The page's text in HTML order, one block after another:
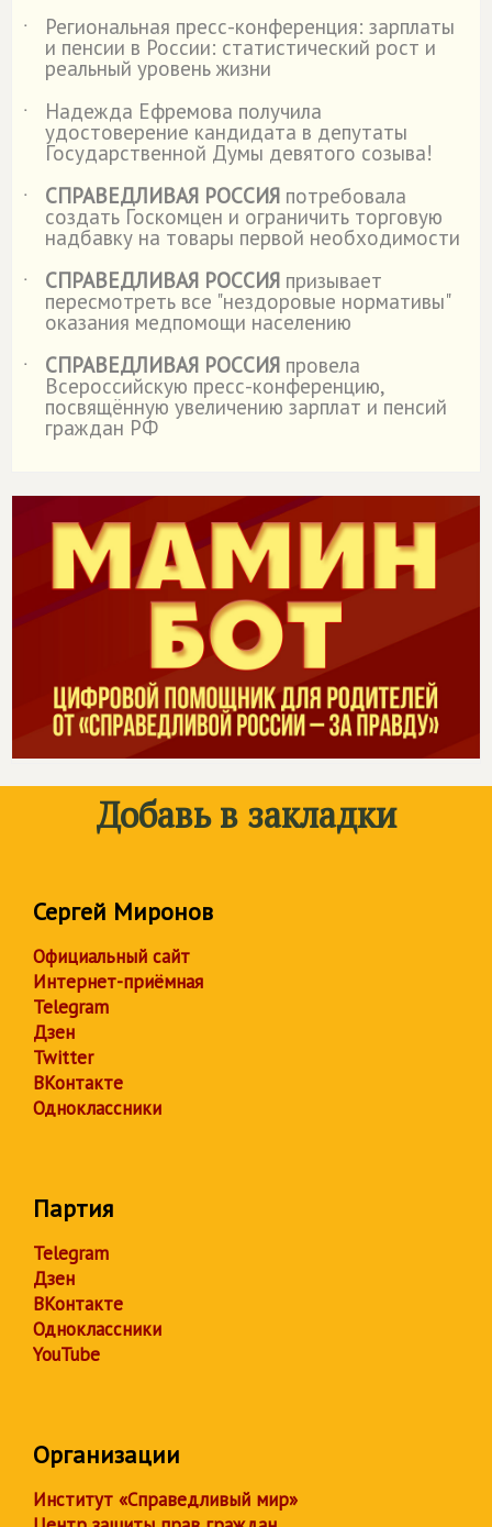
˙ Региональная пресс-конференция: зарплаты
и пенсии в России: статистический рост и
реальный уровень жизни
˙
Надежда Ефремова получила
удостоверение кандидата в депутаты
Государственной Думы девятого созыва!
˙
СПРАВЕДЛИВАЯ РОССИЯ потребовала
создать Госкомцен и ограничить торговую
надбавку на товары первой необходимости
˙
СПРАВЕДЛИВАЯ РОССИЯ призывает
пересмотреть все "нездоровые нормативы"
оказания медпомощи населению
˙
СПРАВЕДЛИВАЯ РОССИЯ провела
Всероссийскую пресс-конференцию,
посвящённую увеличению зарплат и пенсий
граждан РФ
Добавь в закладки
Сергей Миронов
Официальный сайт
Интернет-приёмная
Telegram
Дзен
Twitter
ВКонтакте
Одноклассники
Партия
Telegram
Дзен
ВКонтакте
Одноклассники
YouTube
Организации
Институт «Справедливый мир»